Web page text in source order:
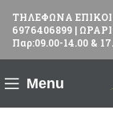
ΤΗΛΕΦΩΝΑ
6976406899 |
Παρ:09.00-14.00 &
Menu